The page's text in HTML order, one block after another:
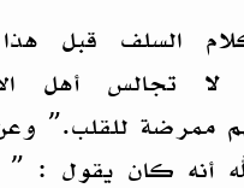
السلف قبل
لا تجالس أهل
ممرضة للقلب.”
أنه كان يقول : ”